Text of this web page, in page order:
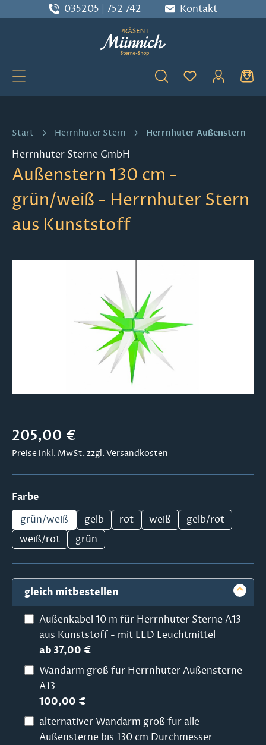
Zum Hauptinhalt springen
035205 | 752 742 Kontakt
Du hast 0
Start Herrnhuter Stern Herrnhuter Außenstern
Herrnhuter Sterne GmbH
Außenstern 130 cm -
grün/weiß - Herrnhuter Stern
aus Kunststoff
Regulärer Preis:
205,00 €
Preise inkl. MwSt. zzgl. Versandkosten
Farbeauswählen
grün/weiß
gelb rot weiß
gelb/rot
weiß/rot
grün
gleich mitbestellen
Außenkabel 10 m für Herrnhuter Sterne A13
aus Kunststoff - mit LED Leuchtmittel
ab 37,00 €
Wandarm groß für Herrnhuter Außensterne
A13
100,00 €
alternativer Wandarm groß für alle
Außensterne bis 130 cm Durchmesser